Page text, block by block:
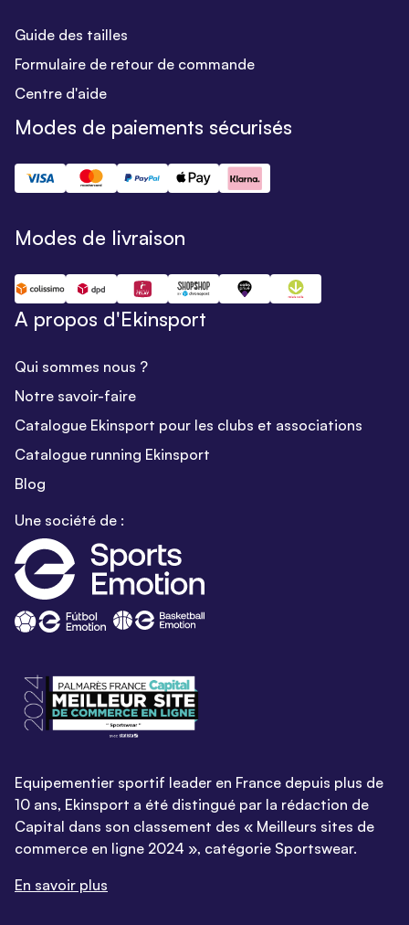
Guide des tailles
Formulaire de retour de commande
Centre d'aide
Modes de paiements sécurisés
Modes de livraison
A propos d'Ekinsport
Qui sommes nous ?
Notre savoir-faire
Catalogue Ekinsport pour les clubs et associations
Catalogue running Ekinsport
Blog
Une société de :
Equipementier sportif leader en France depuis plus de
10 ans, Ekinsport a été distingué par la rédaction de
Capital dans son classement des « Meilleurs sites de
commerce en ligne 2024 », catégorie Sportswear.
En savoir plus